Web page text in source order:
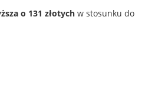
o 131 złotych w stosunku do